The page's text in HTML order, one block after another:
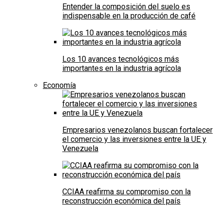
Entender la composición del suelo es
indispensable en la producción de café
Los 10 avances tecnológicos más
importantes en la industria agrícola
Economía
Empresarios venezolanos buscan fortalecer
el comercio y las inversiones entre la UE y
Venezuela
CCIAA reafirma su compromiso con la
reconstrucción económica del país